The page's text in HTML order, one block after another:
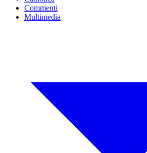
Commenti
Multimedia